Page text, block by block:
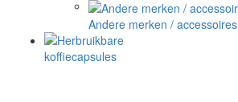
Andere merken / accessoires